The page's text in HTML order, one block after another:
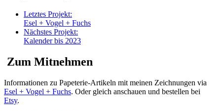
Letztes Projekt:
Esel + Vogel + Fuchs
Nächstes Projekt:
Kalender bis 2023
Zum Mitnehmen
Informationen zu Papeterie-Artikeln mit meinen Zeichnungen via
Esel + Vogel + Fuchs. Oder gleich anschauen und bestellen bei
Etsy.